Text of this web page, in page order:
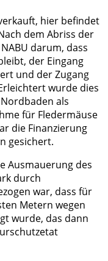
hier befindet
dem Abriss der
darum, dass
der Eingang
und der Zugang
wurde dies
als
für Fledermäuse
die Finanzierung
gesichert.
Ausmauerung des
durch
war, dass für
Metern wegen
wurde, das dann